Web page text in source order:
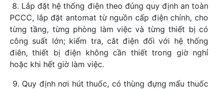
8. Lắp đặt hệ thống điện theo đúng quy định an toàn
PCCC, lắp đặt antomat từ nguồn cấp điện chính, cho
từng tầng, từng phòng làm việc và từng thiết bị có
công suất lớn; kiểm tra, cắt điện đối với hệ thống
điên, thiết bị điện không cần thiết trong giờ nghỉ
hoặc khi hết giờ làm việc.
9. Quy định nơi hút thuốc, có thùng đựng mẩu thuốc